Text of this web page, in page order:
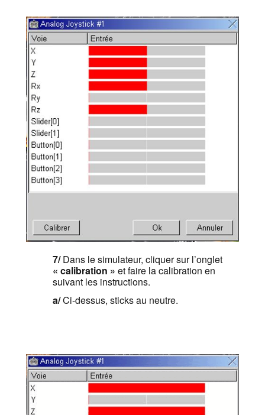
7/Dans le simulateur, cliquer sur l’onglet
« calibration » et faire la calibration en
suivant les instructions.
a/Ci-dessus, sticks au neutre.